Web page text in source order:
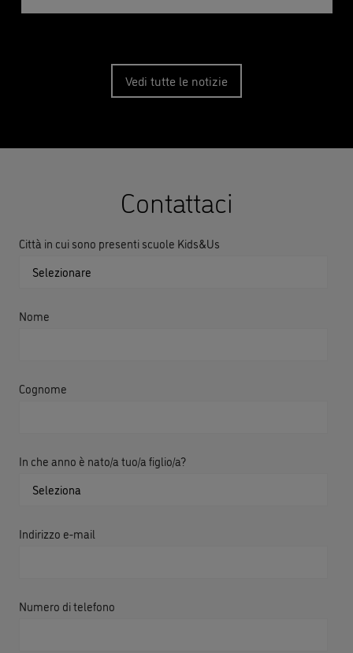
Vedi tutte le notizie
Contattaci
Città in cui sono presenti scuole Kids&Us
Nome
Cognome
In che anno è nato/a tuo/a figlio/a?
Indirizzo e-mail
Numero di telefono